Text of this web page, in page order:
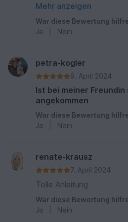
in die Mitte gesetzt. Hat
die Details auf dem
gemacht.
Mehr anzeigen
War diese Bewertung
Ja
Nein
petra-kogler
9. April 2024
Ist bei meiner Freundin
angekommen
War diese Bewertung
Ja
Nein
renate-krausz
7. April 2024
Tolle Anleitung
War diese Bewertung
Ja
Nein